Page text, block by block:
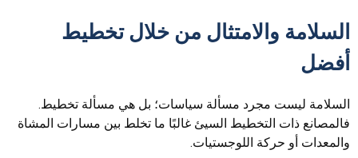
السلامة والامتثال من خلال تخطيط
أفضل
السلامة ليست مجرد مسألة سياسات؛ بل هي مسألة تخطيط.
فالمصانع ذات التخطيط السيئ غالبًا ما تخلط بين مسارات المشاة
والمعدات أو حركة اللوجستيات.